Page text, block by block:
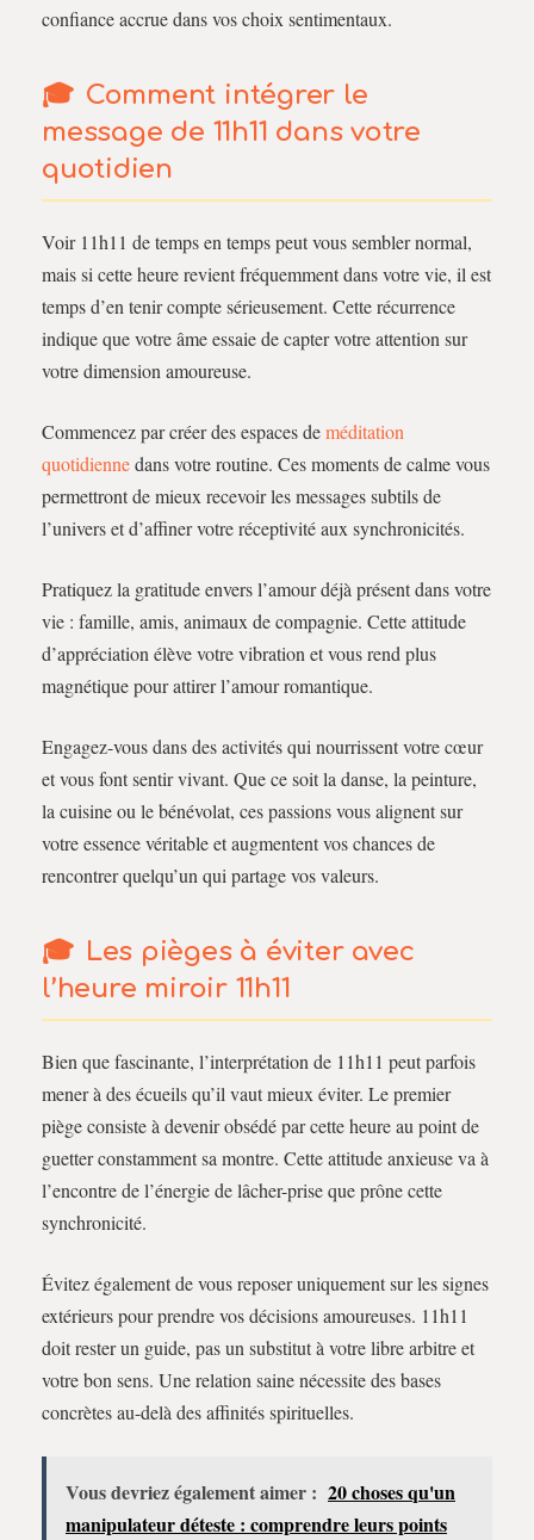
confiance accrue dans vos choix sentimentaux.
Comment intégrer le
message de 11h11 dans votre
quotidien
Voir 11h11 de temps en temps peut vous sembler normal,
mais si cette heure revient fréquemment dans votre vie, il est
temps d’en tenir compte sérieusement. Cette récurrence
indique que votre âme essaie de capter votre attention sur
votre dimension amoureuse.
Commencez par créer des espaces deméditation
quotidiennedans votre routine. Ces moments de calme vous
permettront de mieux recevoir les messages subtils de
l’univers et d’affiner votre réceptivité aux synchronicités.
Pratiquez la gratitude envers l’amour déjà présent dans votre
vie : famille, amis, animaux de compagnie. Cette attitude
d’appréciation élève votre vibration et vous rend plus
magnétique pour attirer l’amour romantique.
Engagez-vous dans des activités qui nourrissent votre cœur
et vous font sentir vivant. Que ce soit la danse, la peinture,
la cuisine ou le bénévolat, ces passions vous alignent sur
votre essence véritable et augmentent vos chances de
rencontrer quelqu’un qui partage vos valeurs.
Les pièges à éviter avec
l’heure miroir 11h11
Bien que fascinante, l’interprétation de 11h11 peut parfois
mener à des écueils qu’il vaut mieux éviter. Le premier
piège consiste à devenir obsédé par cette heure au point de
guetter constamment sa montre. Cette attitude anxieuse va à
l’encontre de l’énergie de lâcher-prise que prône cette
synchronicité.
Évitez également de vous reposer uniquement sur les signes
extérieurs pour prendre vos décisions amoureuses. 11h11
doit rester un guide, pas un substitut à votre libre arbitre et
votre bon sens. Une relation saine nécessite des bases
concrètes au-delà des affinités spirituelles.
Vous devriez également aimer : 20 choses qu'un
manipulateur déteste : comprendre leurs points